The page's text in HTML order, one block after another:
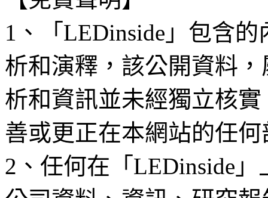
1、「LEDinside」包含
析和演釋，該公開資料
析和資訊並未經獨立核
善或更正在本網站的任
2、任何在「LEDinside